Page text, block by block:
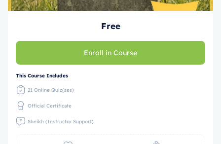
Free
Enroll in Course
This Course Includes
21 Online Quiz(zes)
Official Certificate
Sheikh (Instructor Support)